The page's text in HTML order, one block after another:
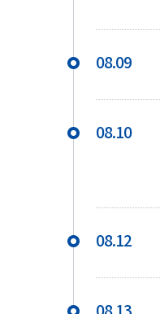
08.09
08.10
08.12